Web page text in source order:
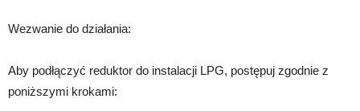
Wezwanie do działania:
Aby podłączyć reduktor do instalacji LPG, postępuj zgodnie z
poniższymi krokami: